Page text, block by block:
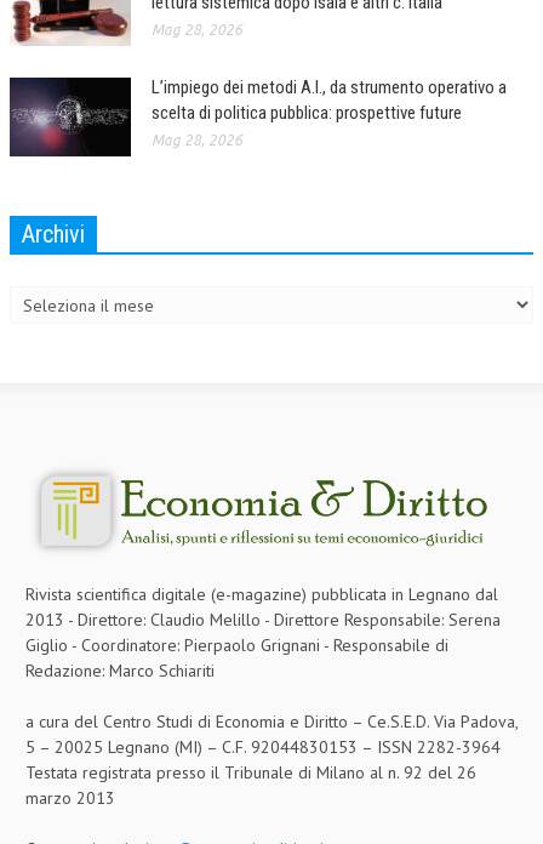
HUMAN RESOURCES
MARKETING
TREASURY IN FINANCIAL SERVICES
SVILUPPO SOSTENIBILE
DIRITTO DEL LAVORO
DIRITTO DEL WEB
CRIMINOLOGIA E CRIMINALISTICA
SICUREZZA SUL LAVORO
DIRITTO TRIBUTARIO
FISCALITÀ INTERNAZIONALE
Mag 28, 2026
L’impiego dei metodi A.I., da strumento operativo a
scelta di politica pubblica: prospettive future
Mag 28, 2026
Archivi
Rivista scientifica digitale (e-magazine) pubblicata in Legnano dal
2013 - Direttore: Claudio Melillo - Direttore Responsabile: Serena
Giglio - Coordinatore: Pierpaolo Grignani - Responsabile di
Redazione: Marco Schiariti
a cura del Centro Studi di Economia e Diritto – Ce.S.E.D. Via Padova,
5 – 20025 Legnano (MI) – C.F. 92044830153 – ISSN 2282-3964
Testata registrata presso il Tribunale di Milano al n. 92 del 26
marzo 2013